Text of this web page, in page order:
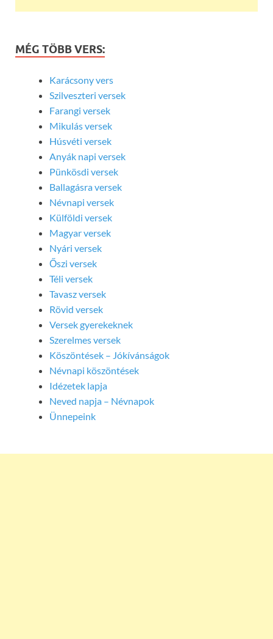
MÉG TÖBB VERS:
Karácsony vers
Szilveszteri versek
Farangi versek
Mikulás versek
Húsvéti versek
Anyák napi versek
Pünkösdi versek
Ballagásra versek
Névnapi versek
Külföldi versek
Magyar versek
Nyári versek
Őszi versek
Téli versek
Tavasz versek
Rövid versek
Versek gyerekeknek
Szerelmes versek
Köszöntések – Jókívánságok
Névnapi köszöntések
Idézetek lapja
Neved napja – Névnapok
Ünnepeink